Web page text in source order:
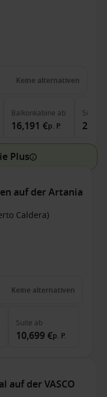
Keine alternativen
Balkonkabine ab
16,191 €p. P.
Suite
Plus
auf der Artania
Caldera)
Keine alternativen
Suite ab
10,699 €p. P.
auf der VASCO